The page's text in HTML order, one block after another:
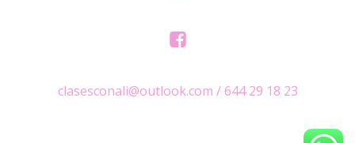
clasesconali@outlook.com / 644 29 18 23